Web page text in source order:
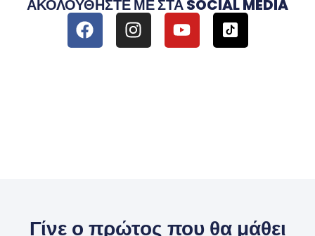
ΑΚΟΛΟΥΘΉΣΤΕ ΜΕ ΣΤΑ SOCIAL MEDIA
Γίνε ο πρώτος που θα μάθει